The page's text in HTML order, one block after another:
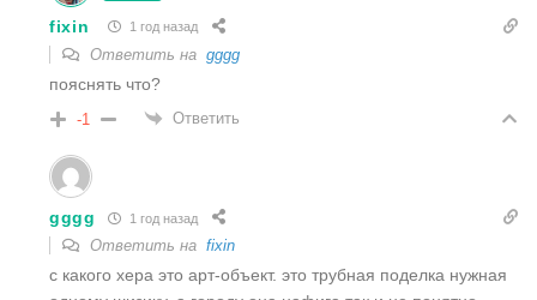
fixin 1 год назад
Ответить на gggg
пояснять что?
-1 Ответить
gggg 1 год назад
Ответить на fixin
с какого хера это арт-объект. это трубная поделка нужная